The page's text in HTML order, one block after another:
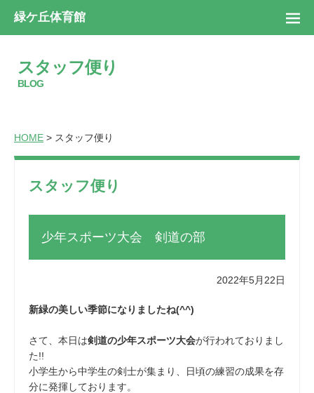
緑ケ丘体育館
スタッフ便り
BLOG
HOME > スタッフ便り
スタッフ便り
少年スポーツ大会 剣道の部
2022年5月22日
新緑の美しい季節になりましたね(^^)
さて、本日は剣道の少年スポーツ大会が行われておりまし
た!!
小学生から中学生の剣士が集まり、日頃の練習の成果を存
分に発揮しております。